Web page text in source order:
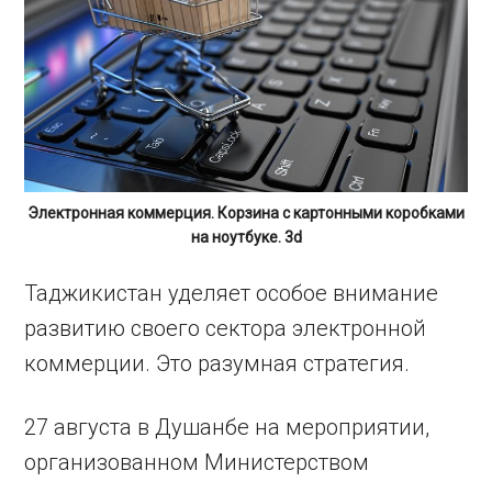
Электронная коммерция. Корзина с картонными коробками
на ноутбуке. 3d
Таджикистан уделяет особое внимание
развитию своего сектора электронной
коммерции. Это разумная стратегия.
27 августа в Душанбе на мероприятии,
организованном Министерством